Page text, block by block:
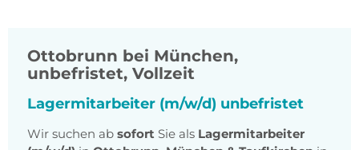
Ottobrunn bei München,
unbefristet, Vollzeit
Lagermitarbeiter (m/w/d) unbefristet
Wir suchen ab sofort Sie als Lagermitarbeiter